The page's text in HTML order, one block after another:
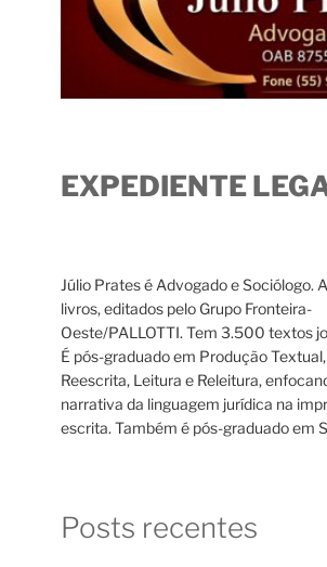
EXPEDIENTE
Júlio Prates é Advogado e Sociólogo.
livros, editados pelo Grupo Fronteira-
Oeste/PALLOTTI. Tem 3.500 textos
É pós-graduado em Produção
Reescrita, Leitura e Releitura,
narrativa da linguagem jurídica na
escrita. Também é pós-graduado em
Posts recentes